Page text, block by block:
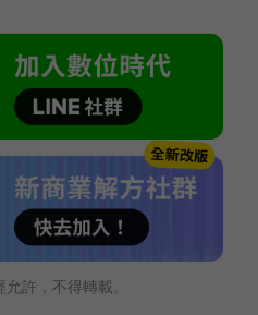
許，不得轉載。